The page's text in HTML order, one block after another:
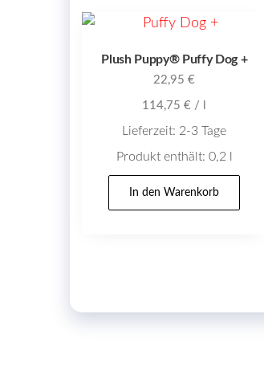
Plush Puppy® Puffy Dog +
22,95€
114,75€ /
Lieferzeit: 2-3 Tage
Produkt enthält: 0,2
In den Warenkorb